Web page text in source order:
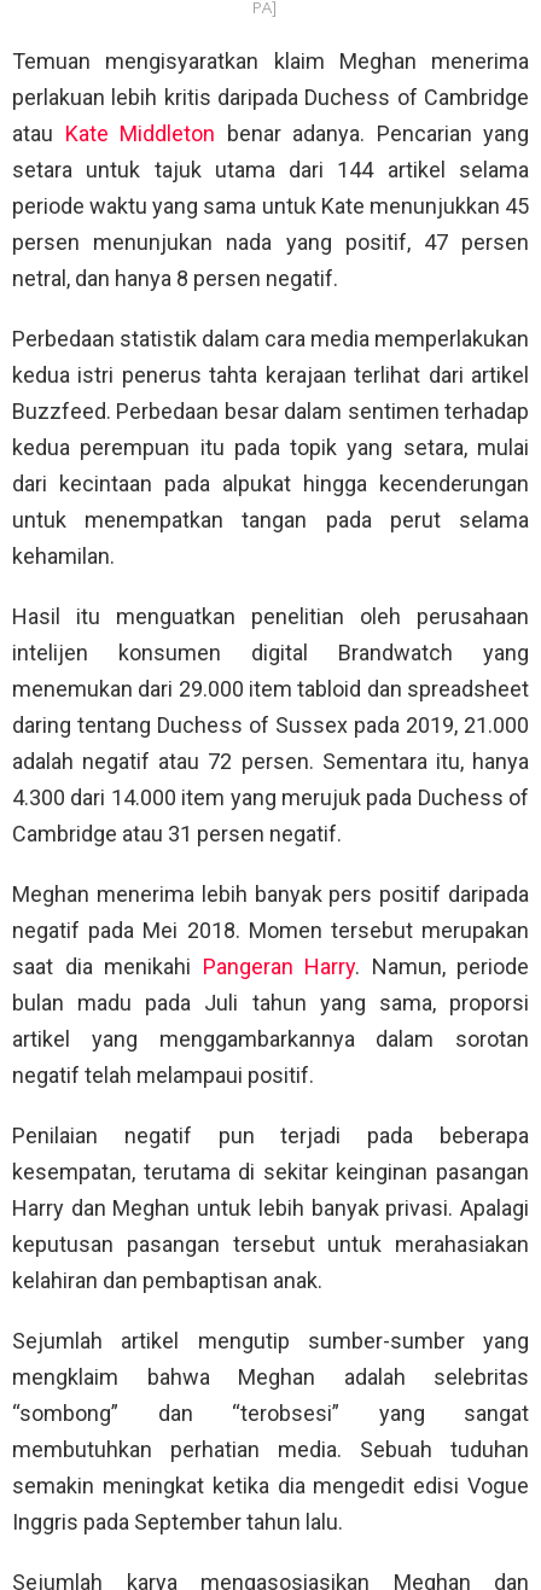
PA]
Temuan mengisyaratkan klaim Meghan menerima
perlakuan lebih kritis daripada Duchess of Cambridge
atau Kate Middleton benar adanya. Pencarian yang
setara untuk tajuk utama dari 144 artikel selama
periode waktu yang sama untuk Kate menunjukkan 45
persen menunjukan nada yang positif, 47 persen
netral, dan hanya 8 persen negatif.
Perbedaan statistik dalam cara media memperlakukan
kedua istri penerus tahta kerajaan terlihat dari artikel
Buzzfeed. Perbedaan besar dalam sentimen terhadap
kedua perempuan itu pada topik yang setara, mulai
dari kecintaan pada alpukat hingga kecenderungan
untuk menempatkan tangan pada perut selama
kehamilan.
Hasil itu menguatkan penelitian oleh perusahaan
intelijen konsumen digital Brandwatch yang
menemukan dari 29.000 item tabloid dan spreadsheet
daring tentang Duchess of Sussex pada 2019, 21.000
adalah negatif atau 72 persen. Sementara itu, hanya
4.300 dari 14.000 item yang merujuk pada Duchess of
Cambridge atau 31 persen negatif.
Meghan menerima lebih banyak pers positif daripada
negatif pada Mei 2018. Momen tersebut merupakan
saat dia menikahi Pangeran Harry. Namun, periode
bulan madu pada Juli tahun yang sama, proporsi
artikel yang menggambarkannya dalam sorotan
negatif telah melampaui positif.
Penilaian negatif pun terjadi pada beberapa
kesempatan, terutama di sekitar keinginan pasangan
Harry dan Meghan untuk lebih banyak privasi. Apalagi
keputusan pasangan tersebut untuk merahasiakan
kelahiran dan pembaptisan anak.
Sejumlah artikel mengutip sumber-sumber yang
mengklaim bahwa Meghan adalah selebritas
“sombong” dan “terobsesi” yang sangat
membutuhkan perhatian media. Sebuah tuduhan
semakin meningkat ketika dia mengedit edisi Vogue
Inggris pada September tahun lalu.
Sejumlah karya mengasosiasikan Meghan dan